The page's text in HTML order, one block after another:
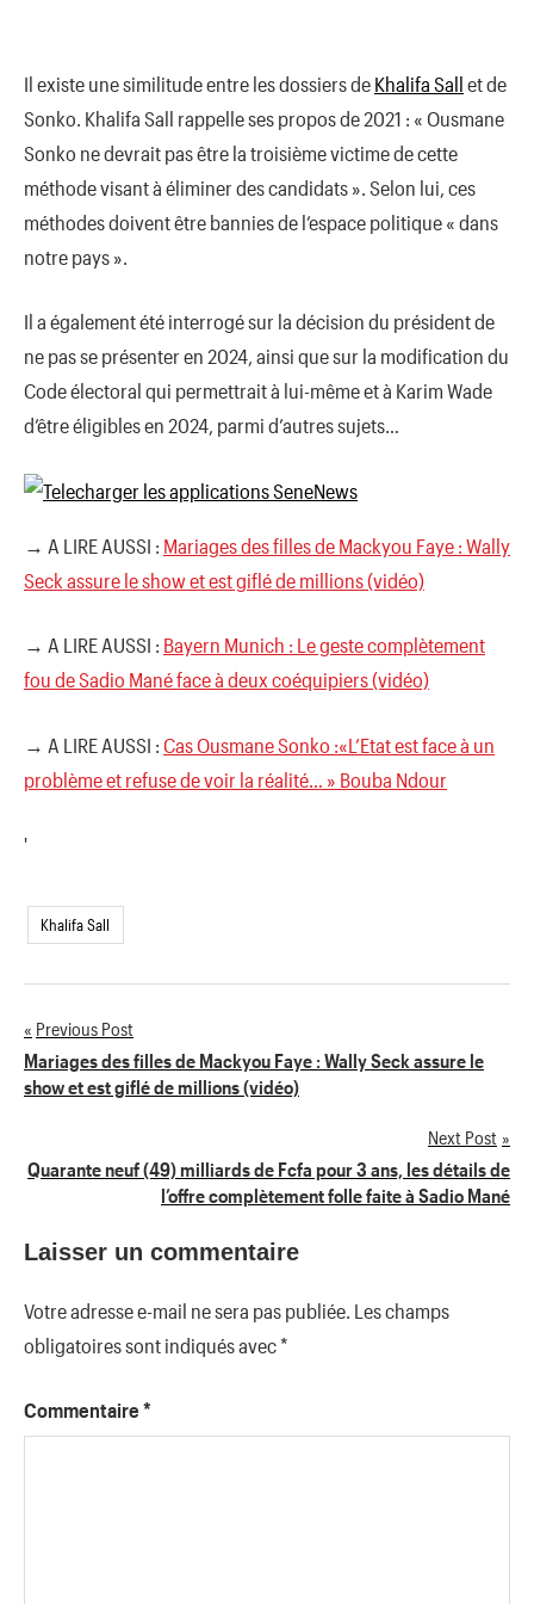
Il existe une similitude entre les dossiers de Khalifa Sall et de
Sonko. Khalifa Sall rappelle ses propos de 2021 : « Ousmane
Sonko ne devrait pas être la troisième victime de cette
méthode visant à éliminer des candidats ». Selon lui, ces
méthodes doivent être bannies de l’espace politique « dans
notre pays ».
Il a également été interrogé sur la décision du président de
ne pas se présenter en 2024, ainsi que sur la modification du
Code électoral qui permettrait à lui-même et à Karim Wade
d’être éligibles en 2024, parmi d’autres sujets…
→ A LIRE AUSSI : Mariages des filles de Mackyou Faye : Wally
Seck assure le show et est giflé de millions (vidéo)
→ A LIRE AUSSI : Bayern Munich : Le geste complètement
fou de Sadio Mané face à deux coéquipiers (vidéo)
→ A LIRE AUSSI : Cas Ousmane Sonko :«L’Etat est face à un
problème et refuse de voir la réalité… » Bouba Ndour
'
Khalifa Sall
Navigation
de
Previous Post
Mariages des filles de Mackyou Faye : Wally Seck assure le
show et est giflé de millions (vidéo)
Next Post
Quarante neuf (49) milliards de Fcfa pour 3 ans, les détails de
l’offre complètement folle faite à Sadio Mané
Laisser un commentaire
Votre adresse e-mail ne sera pas publiée. Les champs
obligatoires sont indiqués avec*
Commentaire *